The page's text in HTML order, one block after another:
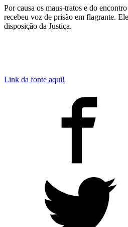
Por causa os maus-tratos e do
recebeu voz de prisão em flagrante.
disposição da Justiça.
Link da fonte aqui!